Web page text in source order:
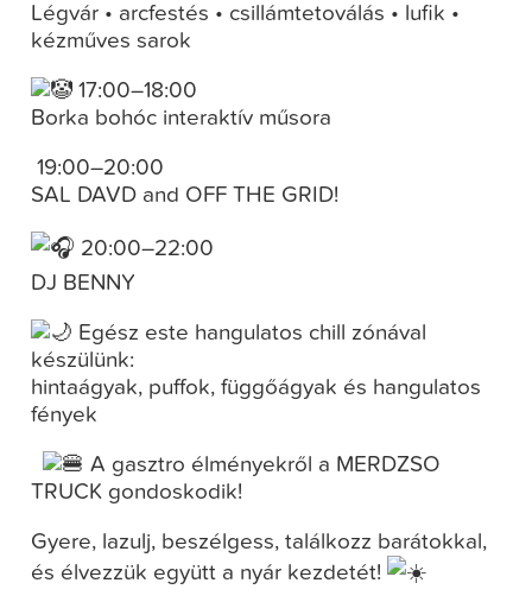
Légvár • arcfestés • csillámtetoválás • lufik •
kézműves sarok
17:00–18:00
Borka bohóc interaktív műsora
19:00–20:00
SAL DAVD and OFF THE GRID!
20:00–22:00
DJ BENNY
Egész este hangulatos chill zónával
készülünk:
hintaágyak, puffok, függőágyak és hangulatos
fények
A gasztro élményekről a MERDZSO
TRUCK gondoskodik!
Gyere, lazulj, beszélgess, találkozz barátokkal,
és élvezzük együtt a nyár kezdetét!